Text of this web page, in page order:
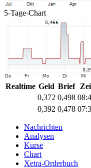
5-Tage-Chart
Realtime Geld Brief
0,372 0,498
0,392 0,478
Nachrichten
Analysen
Kurse
Chart
Xetra-Orderbuch